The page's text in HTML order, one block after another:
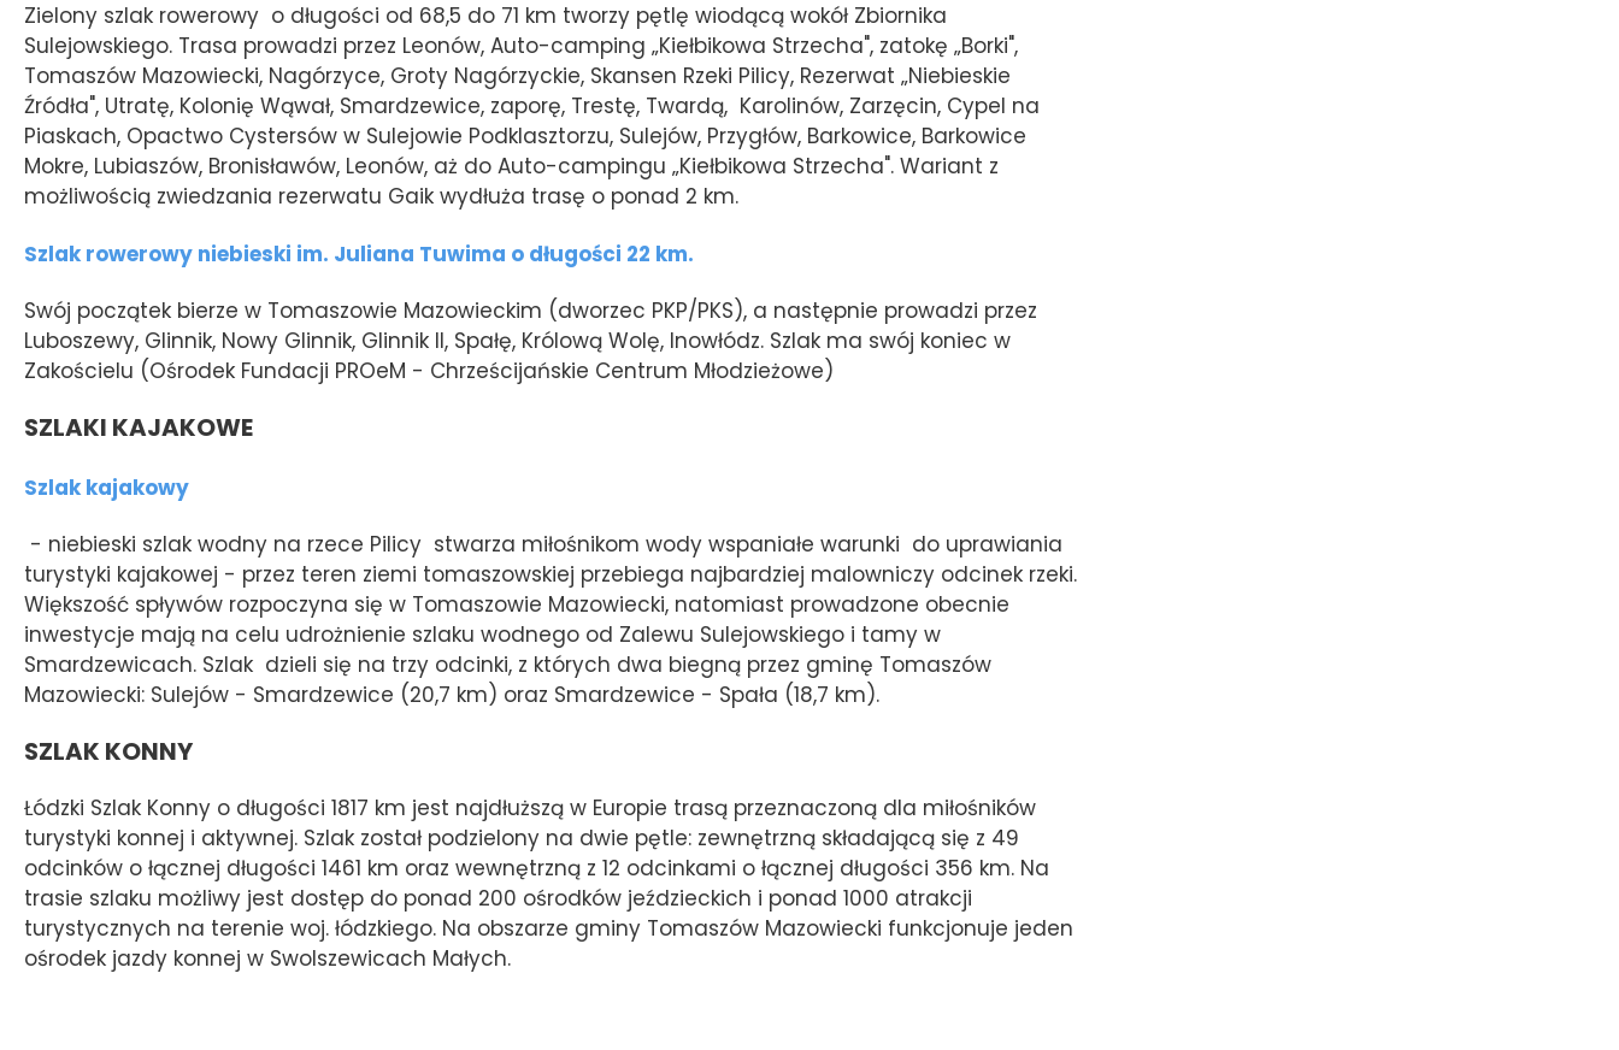
Zielony szlak rowerowy o długości od 68,5 do 71 km tworzy pętlę wiodącą wokół Zbiornika
Sulejowskiego. Trasa prowadzi przez Leonów, Auto-camping „Kiełbikowa Strzecha", zatokę „Borki",
Tomaszów Mazowiecki, Nagórzyce, Groty Nagórzyckie, Skansen Rzeki Pilicy, Rezerwat „Niebieskie
Źródła", Utratę, Kolonię Wąwał, Smardzewice, zaporę, Trestę, Twardą, Karolinów, Zarzęcin, Cypel na
Piaskach, Opactwo Cystersów w Sulejowie Podklasztorzu, Sulejów, Przygłów, Barkowice, Barkowice
Mokre, Lubiaszów, Bronisławów, Leonów, aż do Auto-campingu „Kiełbikowa Strzecha". Wariant z
możliwością zwiedzania rezerwatu Gaik wydłuża trasę o ponad 2 km.
Szlak rowerowy niebieski im. Juliana Tuwima o długości 22 km.
Swój początek bierze w Tomaszowie Mazowieckim (dworzec PKP/PKS), a następnie prowadzi przez
Luboszewy, Glinnik, Nowy Glinnik, Glinnik II, Spałę, Królową Wolę, Inowłódz. Szlak ma swój koniec w
Zakościelu (Ośrodek Fundacji PROeM - Chrześcijańskie Centrum Młodzieżowe)
SZLAKI KAJAKOWE
Szlak kajakowy
- niebieski szlak wodny na rzece Pilicy stwarza miłośnikom wody wspaniałe warunki do uprawiania
turystyki kajakowej - przez teren ziemi tomaszowskiej przebiega najbardziej malowniczy odcinek rzeki.
Większość spływów rozpoczyna się w Tomaszowie Mazowiecki, natomiast prowadzone obecnie
inwestycje mają na celu udrożnienie szlaku wodnego od Zalewu Sulejowskiego i tamy w
Smardzewicach. Szlak dzieli się na trzy odcinki, z których dwa biegną przez gminę Tomaszów
Mazowiecki: Sulejów - Smardzewice (20,7 km) oraz Smardzewice - Spała (18,7 km).
SZLAK KONNY
Łódzki Szlak Konny o długości 1817 km jest najdłuższą w Europie trasą przeznaczoną dla miłośników
turystyki konnej i aktywnej. Szlak został podzielony na dwie pętle: zewnętrzną składającą się z 49
odcinków o łącznej długości 1461 km oraz wewnętrzną z 12 odcinkami o łącznej długości 356 km. Na
trasie szlaku możliwy jest dostęp do ponad 200 ośrodków jeździeckich i ponad 1000 atrakcji
turystycznych na terenie woj. łódzkiego. Na obszarze gminy Tomaszów Mazowiecki funkcjonuje jeden
ośrodek jazdy konnej w Swolszewicach Małych.